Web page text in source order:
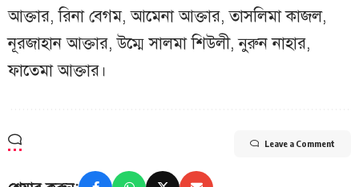
আক্তার, রিনা বেগম, আমেনা আক্তার, তাসলিমা কাজল,
নূরজাহান আক্তার, উম্মে সালমা শিউলী, নুরুন নাহার,
ফাতেমা আক্তার।
Leave a Comment